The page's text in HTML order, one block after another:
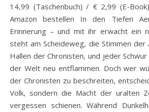
14,99 (Taschenbuch) / € 2,99 (E-
Amazon bestellen In den Tiefen
Erinnerung – und mit ihr erwacht ein
steht am Scheideweg, die Stimmen der
Hallen der Chronisten, und jeder Schwur
der Welt neu entflammen. Doch wer
der Chronisten zu beschreiten,
Volk, sondern die Macht der uralten
vergessen schienen. Während